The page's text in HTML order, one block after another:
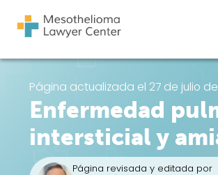
Navegación principal
Página actualizada el 27 de julio
Enfermedad
intersticial y
Página revisada y editada por